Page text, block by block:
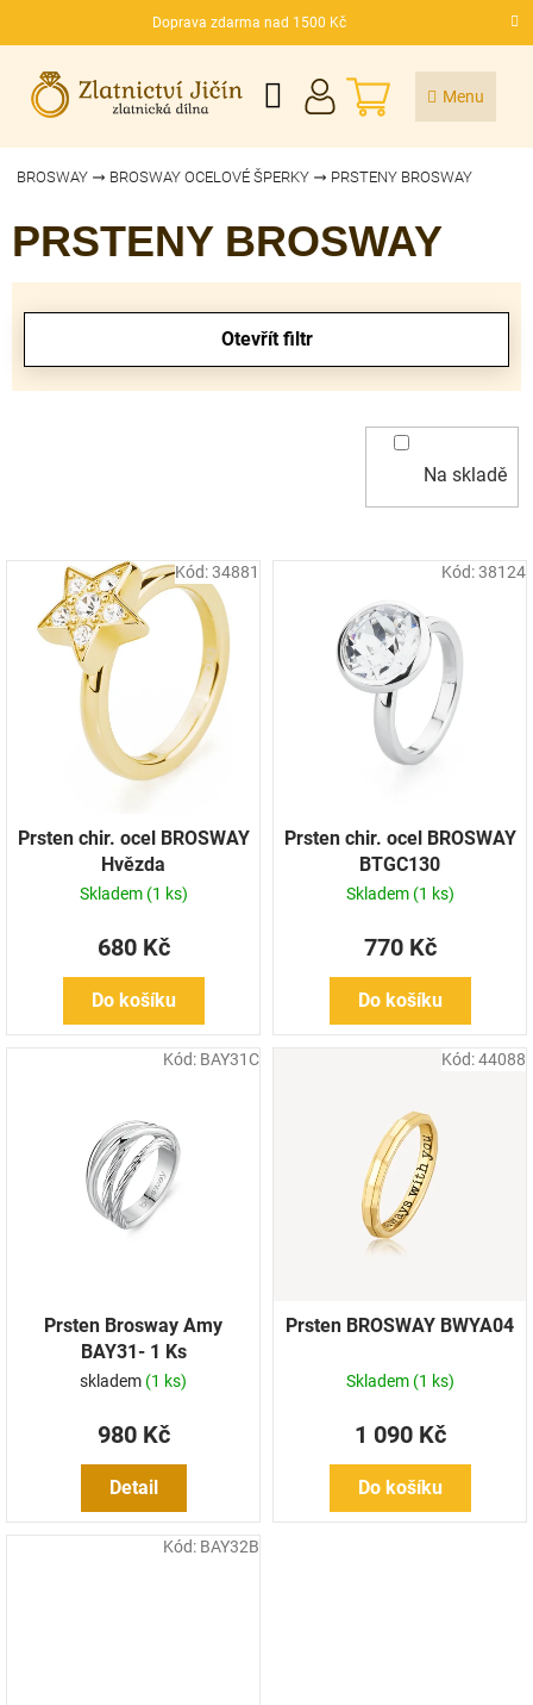
Doprava zdarma nad 1500 Kč
CZK
NÁKUPNÍ
KOŠÍK
BROSWAY BROSWAY OCELOVÉ ŠPERKY PRSTENY BROSWAY
PRSTENY BROSWAY
Na skladě
Otevřít filtr
s
k
Prsten chir. ocel BROSWAY
Hvězda
Skladem (1 ks)
680 Kč
Do košíku
Kód:34881
Prsten chir. ocel BROSWAY
BTGC130
Skladem (1 ks)
770 Kč
Do košíku
Kód:38124
Prsten Brosway Amy
BAY31- 1 Ks
skladem (1 ks)
980 Kč
Detail
Kód: BAY31C
Prsten BROSWAY BWYA04
Skladem (1 ks)
1 090 Kč
Do košíku
Kód:44088
Kód: BAY32B